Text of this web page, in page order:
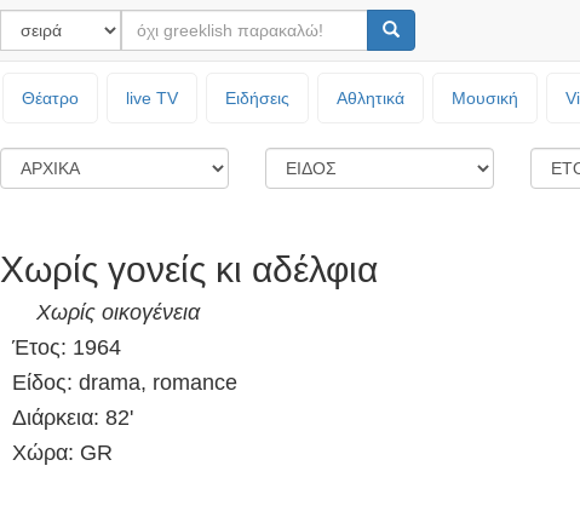
Θέατρο live TV Ειδήσεις Αθλητικά Μουσική
Χωρίς γονείς κι αδέλφια
Χωρίς οικογένεια
Έτος: 1964
Είδος: drama, romance
Διάρκεια: 82'
Χώρα: GR